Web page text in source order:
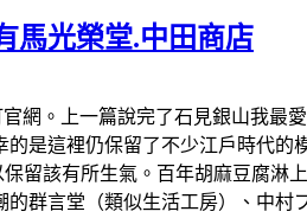
馬光榮堂.中田商店
網。上一篇說完了石見銀山我最
是這裡仍保留了不少江戶時代的
留該有所生氣。百年胡麻豆腐淋
群言堂（類似生活工房）、中村